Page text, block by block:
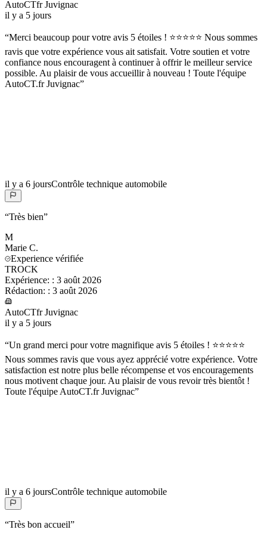
AutoCTfr Juvignac
il y a 5 jours
“Merci beaucoup pour votre avis 5 étoiles ! ⭐⭐⭐⭐⭐ Nous sommes
ravis que votre expérience vous ait satisfait. Votre soutien et votre
confiance nous encouragent à continuer à offrir le meilleur service
possible. Au plaisir de vous accueillir à nouveau ! Toute l'équipe
AutoCT.fr Juvignac”
il y a 6 joursContrôle technique automobile
“Très bien”
M
Marie C.
Experience vérifiée
TROCK
Expérience: : 3 août 2026
Rédaction: : 3 août 2026
AutoCTfr Juvignac
il y a 5 jours
“Un grand merci pour votre magnifique avis 5 étoiles ! ⭐⭐⭐⭐⭐
Nous sommes ravis que vous ayez apprécié votre expérience. Votre
satisfaction est notre plus belle récompense et vos encouragements
nous motivent chaque jour. Au plaisir de vous revoir très bientôt !
Toute l'équipe AutoCT.fr Juvignac”
il y a 6 joursContrôle technique automobile
“Très bon accueil”